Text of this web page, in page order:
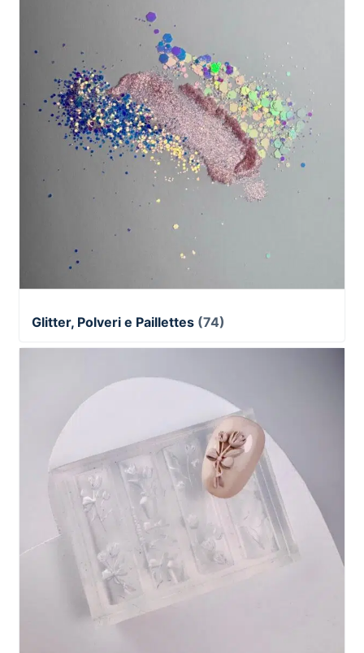
Glitter, Polveri e Paillettes (74)